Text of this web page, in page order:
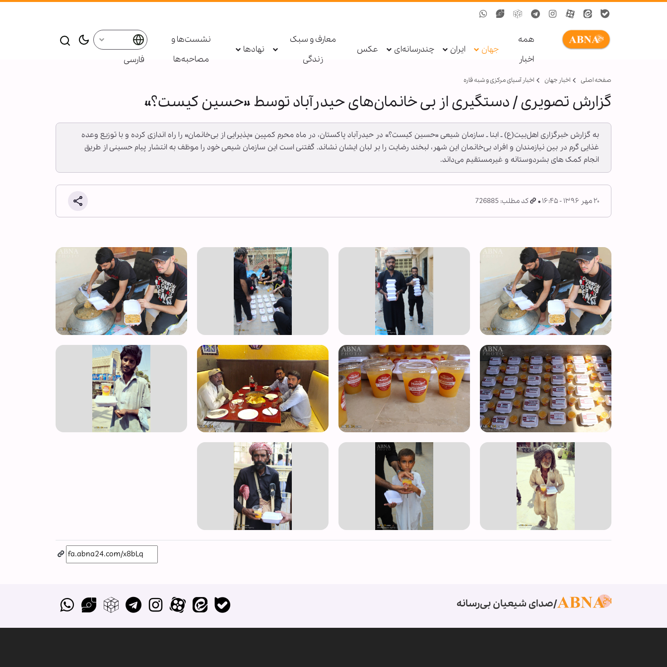
همه
اخبار
جهان ایران چندرسانه‌ای عکس
معارف و سبک
زندگی
نهادها
نشست‌ها و
مصاحبه‌ها
فارسی
صفحه اصلی اخبار جهان اخبار آسیای مرکزی و شبه قاره
گزارش تصویری / دستگیری از بی خانمان‌های حیدرآباد توسط «حسین کیست؟»
به گزارش خبرگزاری اهل‌بیت(ع) ـ ابنا ـ سازمان شیعی «حسین کیست؟» در حیدرآباد پاکستان، در ماه محرم کمپین «پذیرایی از بی‌خانمان» را راه اندازی کرده و با توزیع وعده
غذایی گرم در بین نیازمندان و افراد بی‌خانمان این شهر، لبخند رضایت را بر لبان ایشان نشاند. گفتنی است این سازمان شیعی خود را موظف به انتشار پیام حسینی از طریق
انجام کمک های بشردوستانه و غیرمستقیم می‌داند.
۲۰ مهر ۱۳۹۶ - ۱۶:۴۵ کد مطلب: 726885
صدای شیعیان بی‌رسانه